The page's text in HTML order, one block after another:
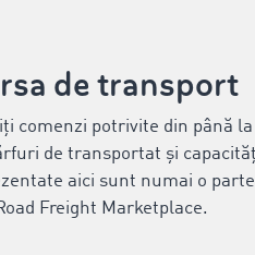
de transport
comenzi potrivite din până
de transportat și
aici sunt numai o
Freight Marketplace.